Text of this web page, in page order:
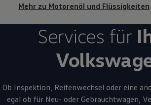
Mehr zu Motorenöl und Flüssigkeiten
Services für
Ob Inspektion, Reifenwechsel oder eine
egal ob für Neu- oder Gebrauchtwagen ,